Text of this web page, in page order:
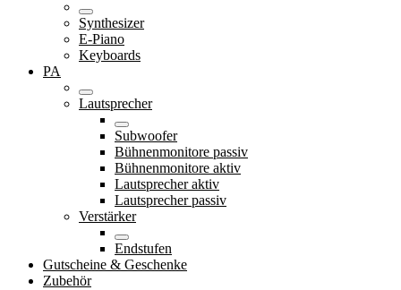
Synthesizer
E-Piano
Keyboards
PA
Lautsprecher
Subwoofer
Bühnenmonitore passiv
Bühnenmonitore aktiv
Lautsprecher aktiv
Lautsprecher passiv
Verstärker
Endstufen
Gutscheine & Geschenke
Zubehör